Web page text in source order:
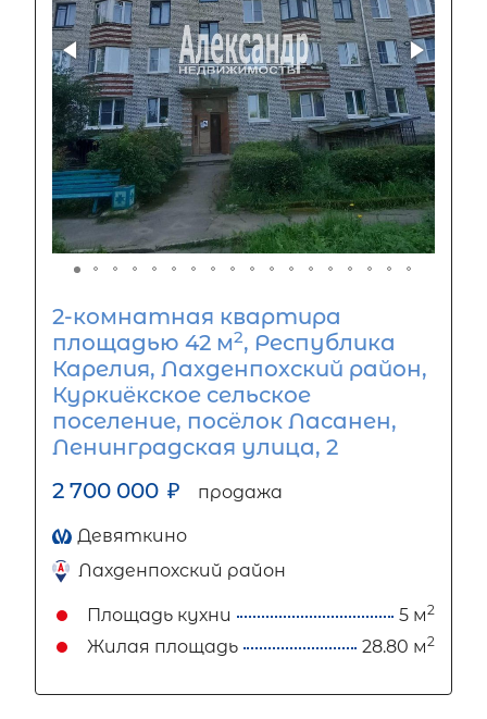
2-комнатная квартира
площадью 42 м2, Республика
Карелия, Лахденпохский район,
Куркиёкское сельское
поселение, посёлок Ласанен,
Ленинградская улица, 2
2 700 000 ₽ продажа
Девяткино
Лахденпохский район
Площадь кухни 5 м2
Жилая площадь 28.80 м2